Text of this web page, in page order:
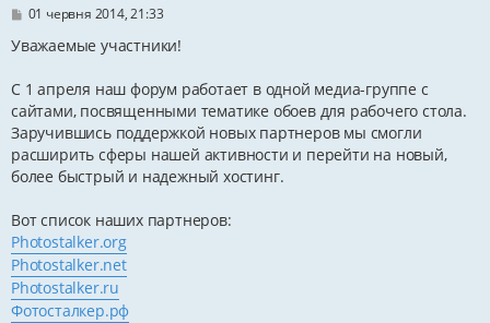
П
в
о
м
л
е
н
н
я
01 червня 2014, 21:33
Уважаемые участники!
С 1 апреля наш форум работает в одной медиа-группе с
сайтами, посвященными тематике обоев для рабочего стола.
Заручившись поддержкой новых партнеров мы смогли
расширить сферы нашей активности и перейти на новый,
более быстрый и надежный хостинг.
Вот список наших партнеров:
Photostalker.org
Photostalker.net
Photostalker.ru
Фотосталкер.рф